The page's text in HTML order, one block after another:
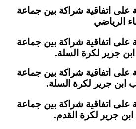
على اتفاقية شراكة بين جماعة
الرياضي
على اتفاقية شراكة بين جماعة
جرير لكرة السلة.
على اتفاقية شراكة بين جماعة
ابن جرير لكرة السلة.
على اتفاقية شراكة بين جماعة
جرير لكرة القدم.